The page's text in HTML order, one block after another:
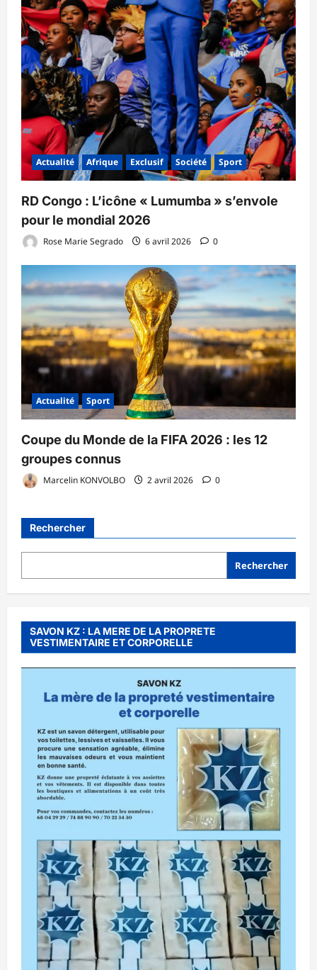
Actualité Afrique Exclusif Société Sport
RD Congo : L’icône « Lumumba » s’envole
pour le mondial 2026
Rose Marie Segrado 6 avril 2026 0
Actualité Sport
Coupe du Monde de la FIFA 2026 : les 12
groupes connus
Marcelin KONVOLBO 2 avril 2026 0
Rechercher
Rechercher
SAVON KZ : LA MERE DE LA PROPRETE
VESTIMENTAIRE ET CORPORELLE